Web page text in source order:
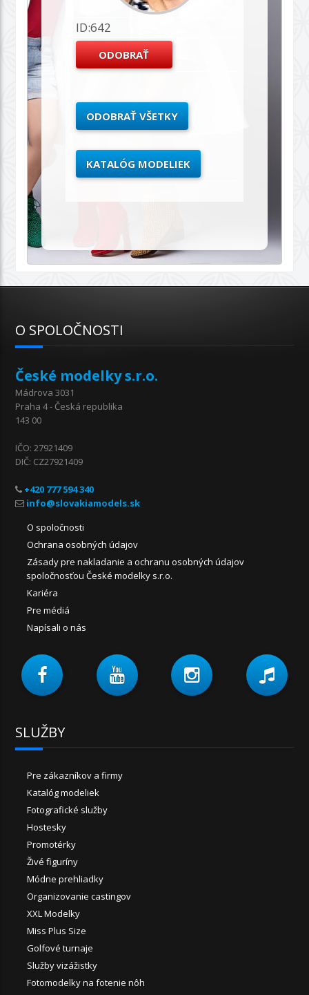
ID:642
ODOBRAŤ VŠETKY
KATALÓG MODELIEK
O SPOLOČNOSTI
České modelky s.r.o.
Mádrova 3031
Praha 4 - Česká republika
143 00
IČO: 27921409
DIČ: CZ27921409
+420 777 594 340
O spoločnosti
Ochrana osobných údajov
Zásady pre nakladanie a ochranu osobných údajov
spoločnosťou České modelky s.r.o.
Kariéra
Pre médiá
Napísali o nás
SLUŽBY
Pre zákazníkov a firmy
Katalóg modeliek
Fotografické služby
Hostesky
Promotérky
Živé figuríny
Módne prehliadky
Organizovanie castingov
XXL Modelky
Miss Plus Size
Golfové turnaje
Služby vizážistky
Fotomodelky na fotenie nôh